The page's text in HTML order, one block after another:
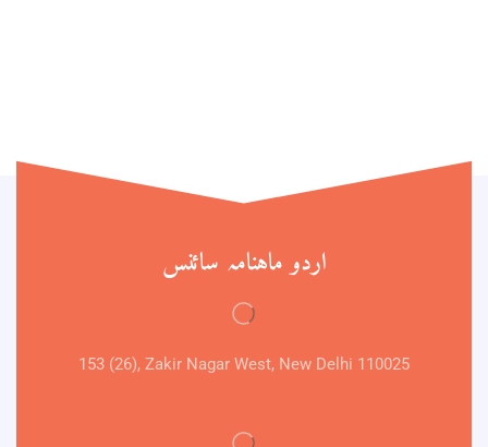
اردو ماہنامہ سائنس
153 (26), Zakir Nagar West, New Delhi 110025